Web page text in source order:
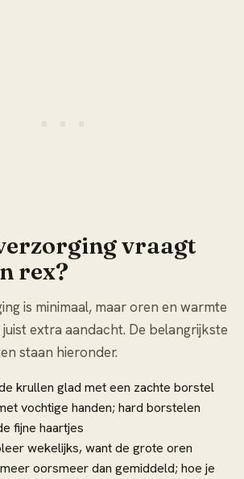
vraagt
rex?
is minimaal, maar oren en warmte
extra aandacht. De belangrijkste
staan hieronder.
krullen glad met een zachte borstel
vochtige handen; hard borstelen
fijne haartjes
wekelijks, want de grote oren
oorsmeer dan gemiddeld; hoe je